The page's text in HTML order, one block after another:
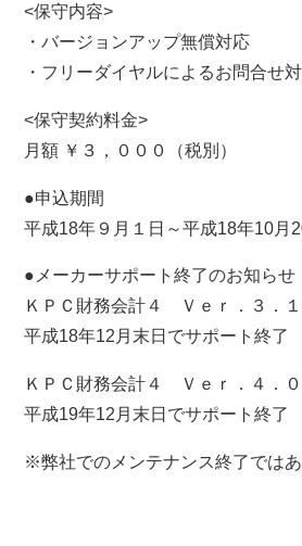
<保守内容>
・バージョンアップ無償対応
・フリーダイヤルによるお問合せ
<保守契約料金>
月額 ￥３，０００（税別）
●申込期間
平成18年９月１日～平成18年10月
●メーカーサポート終了のお知らせ
ＫＰＣ財務会計４ Ｖｅｒ．３．
平成18年12月末日でサポート終了
ＫＰＣ財務会計４ Ｖｅｒ．４．
平成19年12月末日でサポート終了
※弊社でのメンテナンス終了ではあ